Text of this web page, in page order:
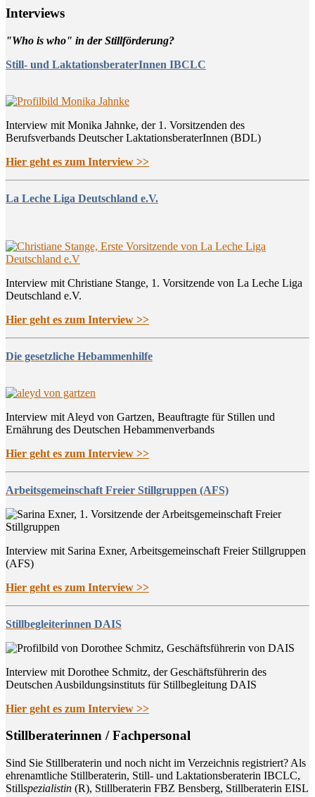
Inter­views
"Who is who" in der Stillförderung?
Still- und LaktationsberaterInnen IBCLC
Interview mit Monika Jahnke, der 1. Vorsitzenden des
Berufsverbands Deutscher LaktationsberaterInnen (BDL)
Hier geht es zum Interview >>
La Leche Liga Deutschland e.V.
Interview mit Christiane Stange, 1. Vorsitzende von La Leche Liga
Deutschland e.V.
Hier geht es zum Interview >>
Die gesetzliche Hebammenhilfe
Interview mit Aleyd von Gartzen, Beauftragte für Stillen und
Ernährung des Deutschen Hebammenverbands
Hier geht es zum Interview >>
Arbeitsgemeinschaft Freier Stillgruppen (AFS)
Interview mit Sarina Exner, Arbeitsgemeinschaft Freier Stillgruppen
(AFS)
Hier geht es zum Interview >>
Stillbegleiterinnen DAIS
Interview mit Dorothee Schmitz, der Geschäftsführerin des
Deutschen Ausbildungsinstituts für Stillbegleitung DAIS
Hier geht es zum Interview >>
Still­be­ra­te­rin­nen / Fachpersonal
Sind Sie Still­be­ra­te­rin und noch nicht im Ver­zeich­nis regis­triert? Als
ehren­amt­li­che Still­be­ra­te­rin, Still- und Lak­ta­ti­ons­be­ra­te­rin IBCLC,
Stillspe­zia­lis­tin (R), Still­be­ra­te­rin FBZ Bens­berg, Still­be­ra­te­rin EISL